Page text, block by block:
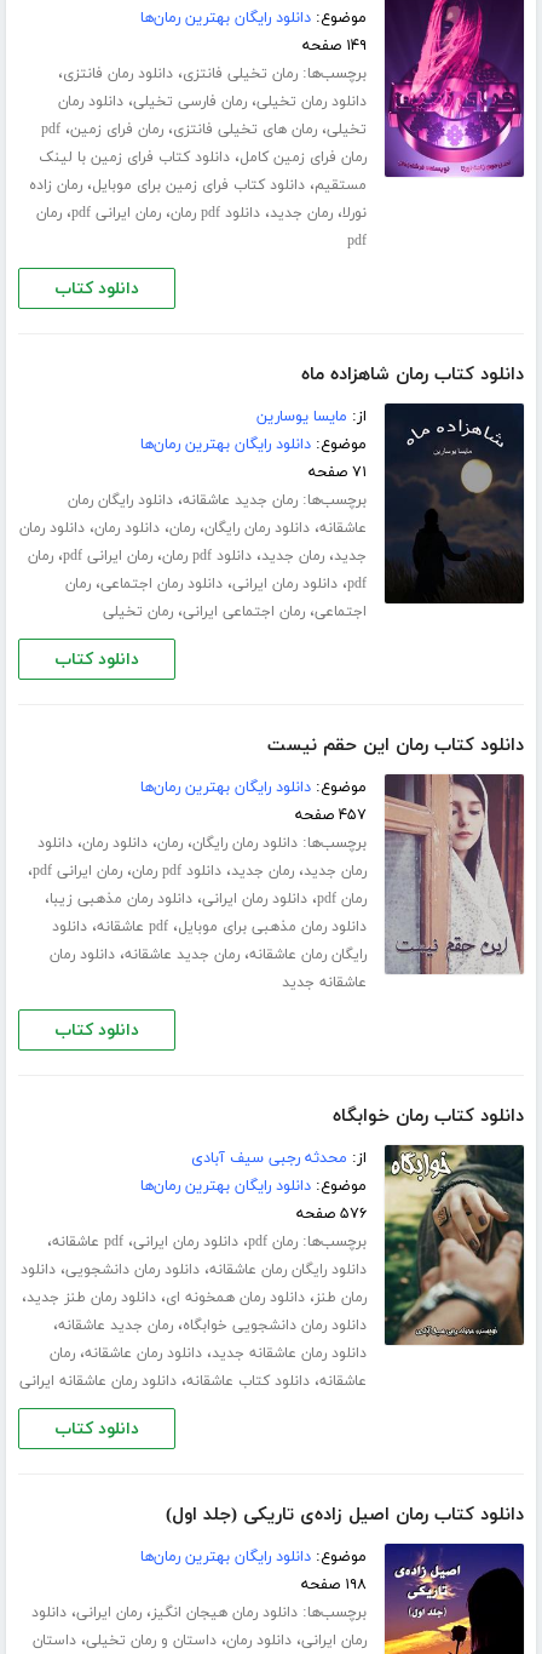
موضوع:دانلود رایگان بهترین رمان‌ها
۱۴۹ صفحه
برچسب‌ها:رمان تخیلی فانتزی،دانلود رمان فانتزی،
دانلود رمان تخیلی،رمان فارسی تخیلی،دانلود رمان
تخیلی،رمان های تخیلی فانتزی،رمان فرای زمین،pdf
رمان فرای زمین کامل،دانلود کتاب فرای زمین با لینک
مستقیم،دانلود کتاب فرای زمین برای موبایل،رمان زاده
نورلا،رمان جدید،دانلود pdf رمان ،رمان ایرانی pdf ،رمان
pdf
دانلود کتاب
دانلود کتاب رمان شاهزاده ماه
از: مایسا یوسارین
موضوع:دانلود رایگان بهترین رمان‌ها
۷۱ صفحه
برچسب‌ها:رمان جدید عاشقانه،دانلود رایگان رمان
عاشقانه،دانلود رمان رایگان،رمان،دانلود رمان،دانلود رمان
جدید،رمان جدید،دانلود pdf رمان ،رمان ایرانی pdf ،رمان
pdf،دانلود رمان ایرانی،دانلود رمان اجتماعی،رمان
اجتماعی،رمان اجتماعی ایرانی،رمان تخیلی
دانلود کتاب
دانلود کتاب رمان این حقم نیست
موضوع:دانلود رایگان بهترین رمان‌ها
۴۵۷ صفحه
برچسب‌ها:دانلود رمان رایگان،رمان،دانلود رمان،دانلود
رمان جدید،رمان جدید،دانلود pdf رمان ،رمان ایرانی pdf ،
رمان pdf ،دانلود رمان ایرانی،دانلود رمان مذهبی زیبا،
دانلود رمان مذهبی برای موبایل،pdf عاشقانه ،دانلود
رایگان رمان عاشقانه،رمان جدید عاشقانه،دانلود رمان
عاشقانه جدید
دانلود کتاب
دانلود کتاب رمان خوابگاه
از: محدثه رجبی سیف آبادی
موضوع:دانلود رایگان بهترین رمان‌ها
۵۷۶ صفحه
برچسب‌ها:رمان pdf ،دانلود رمان ایرانی،pdf عاشقانه ،
دانلود رایگان رمان عاشقانه،دانلود رمان دانشجویی،دانلود
رمان طنز،دانلود رمان همخونه ای،دانلود رمان طنز جدید،
دانلود رمان دانشجویی خوابگاه،رمان جدید عاشقانه،
دانلود رمان عاشقانه جدید،دانلود رمان عاشقانه،رمان
عاشقانه،دانلود کتاب عاشقانه،دانلود رمان عاشقانه ایرانی
دانلود کتاب
دانلود کتاب رمان اصیل زاده‌ی تاریکی (جلد اول)
موضوع:دانلود رایگان بهترین رمان‌ها
۱۹۸ صفحه
برچسب‌ها:دانلود رمان هیجان انگیز،رمان ایرانی،دانلود
رمان ایرانی،دانلود رمان،داستان و رمان تخیلی،داستان